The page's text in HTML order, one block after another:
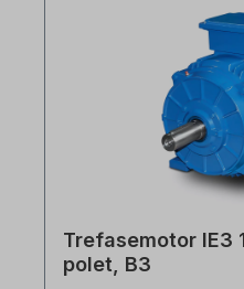
Zylinderrollenlager Der
Frequenzumrichter-
Drehrichtungen
IEC 364 sind alle
von qualifiziertem
Bei Modifikationen oder
bitte Anfrage
unverbindliche
Trefasemotor IE3
polet, B3